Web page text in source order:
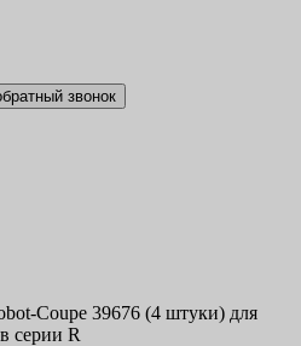
звонок
Coupe 39676 (4 штуки) для
серии R